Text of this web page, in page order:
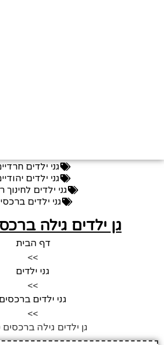
גני ילדים חרדיים
גני ילדים יהודיים
גני ילדים לחינוך
גני ילדים
גן ילדים גילה
דף הבית
>>
גני ילדים
>>
גני ילדים ברכסים
>>
גן ילדים גילה ברכסים